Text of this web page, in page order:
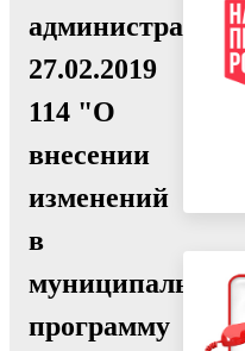
администрации
27.02.2019
114 "О
внесении
изменений
в
муниципальную
программу